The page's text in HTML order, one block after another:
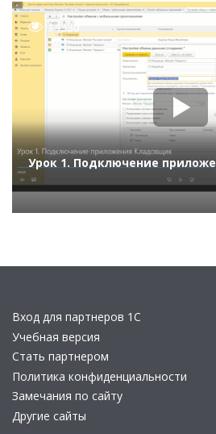
14330
Урок 1. Подключение
Вход для партнеров 1С
Учебная версия
Стать партнером
Политика конфиденциальности
Замечания по сайту
Другие сайты